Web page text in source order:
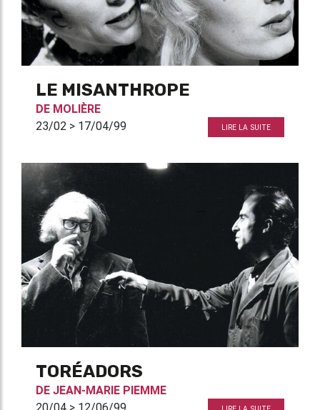
LE MISANTHROPE
DE MOLIÈRE
23/02 > 17/04/99
LIRE LA SUITE
TORÉADORS
DE JEAN-MARIE PIEMME